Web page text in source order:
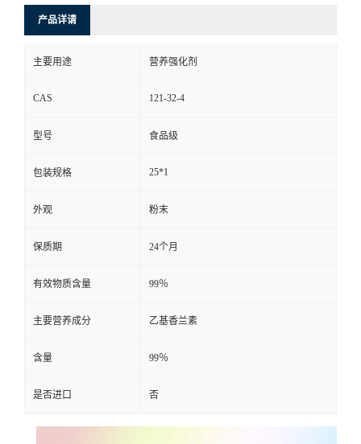
产品详请
主要用途 营养强化剂
CAS 121-32-4
型号 食品级
包装规格 25*1
外观 粉末
保质期 24个月
有效物质含量 99％
主要营养成分 乙基香兰素
含量 99％
是否进口 否